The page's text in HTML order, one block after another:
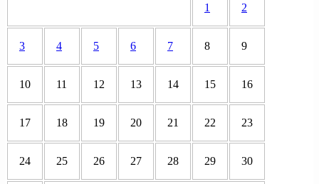
1 2
3 4 5 6 7 8 9
10 11 12 13 14 15 16
17 18 19 20 21 22 23
24 25 26 27 28 29 30